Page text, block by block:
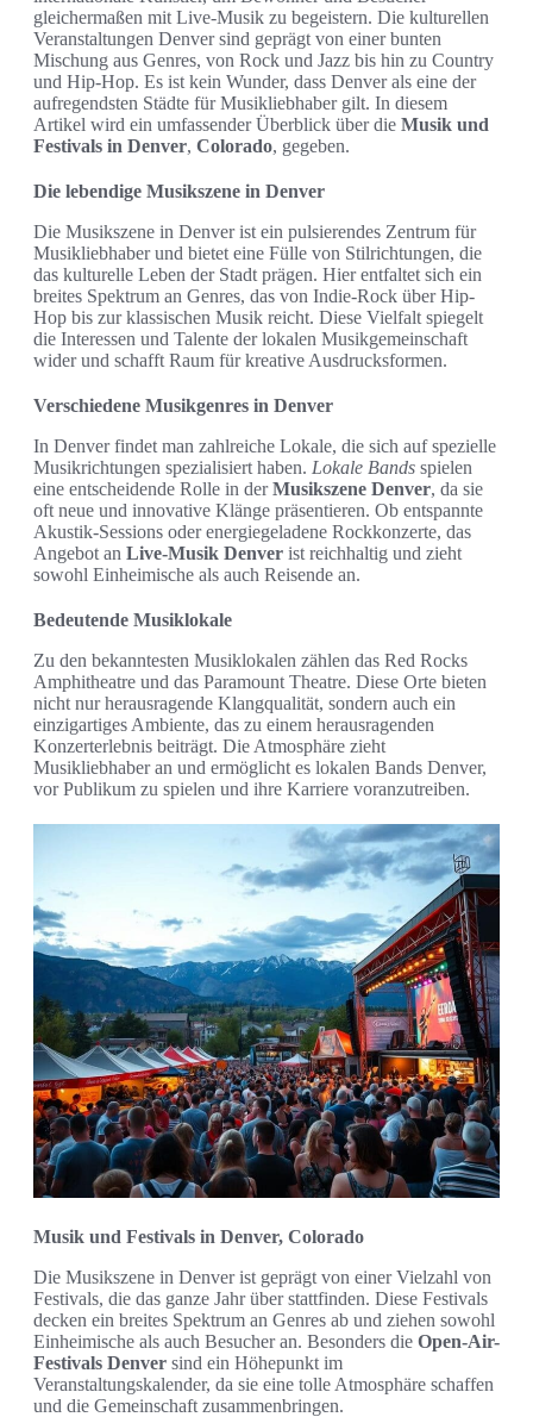
gleichermaßen mit Live-Musik zu begeistern. Die kulturellen
Veranstaltungen Denver sind geprägt von einer bunten
Mischung aus Genres, von Rock und Jazz bis hin zu Country
und Hip-Hop. Es ist kein Wunder, dass Denver als eine der
aufregendsten Städte für Musikliebhaber gilt. In diesem
Artikel wird ein umfassender Überblick über die Musik und
Festivals in Denver, Colorado, gegeben.
Die lebendige Musikszene in Denver
Die Musikszene in Denver ist ein pulsierendes Zentrum für
Musikliebhaber und bietet eine Fülle von Stilrichtungen, die
das kulturelle Leben der Stadt prägen. Hier entfaltet sich ein
breites Spektrum an Genres, das von Indie-Rock über Hip-
Hop bis zur klassischen Musik reicht. Diese Vielfalt spiegelt
die Interessen und Talente der lokalen Musikgemeinschaft
wider und schafft Raum für kreative Ausdrucksformen.
Verschiedene Musikgenres in Denver
In Denver findet man zahlreiche Lokale, die sich auf spezielle
Musikrichtungen spezialisiert haben. Lokale Bands spielen
eine entscheidende Rolle in derMusikszene Denver, da sie
oft neue und innovative Klänge präsentieren. Ob entspannte
Akustik-Sessions oder energiegeladene Rockkonzerte, das
Angebot an Live-Musik Denver ist reichhaltig und zieht
sowohl Einheimische als auch Reisende an.
Bedeutende Musiklokale
Zu den bekanntesten Musiklokalen zählen das Red Rocks
Amphitheatre und das Paramount Theatre. Diese Orte bieten
nicht nur herausragende Klangqualität, sondern auch ein
einzigartiges Ambiente, das zu einem herausragenden
Konzerterlebnis beiträgt. Die Atmosphäre zieht
Musikliebhaber an und ermöglicht es lokalen Bands Denver,
vor Publikum zu spielen und ihre Karriere voranzutreiben.
Musik und Festivals in Denver, Colorado
Die Musikszene in Denver ist geprägt von einer Vielzahl von
Festivals, die das ganze Jahr über stattfinden. Diese Festivals
decken ein breites Spektrum an Genres ab und ziehen sowohl
Einheimische als auch Besucher an. Besonders die Open-Air-
Festivals Denver sind ein Höhepunkt im
Veranstaltungskalender, da sie eine tolle Atmosphäre schaffen
und die Gemeinschaft zusammenbringen.